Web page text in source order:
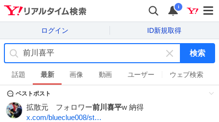
i
ログイン ID新規取得
キ
ー
ワ
検索
話題 最新 画像 動画 ユーザー ウェブ検索
ベストポスト
拡散元 フォロワー前川喜平w 納得
x.com/blueclue008/st…